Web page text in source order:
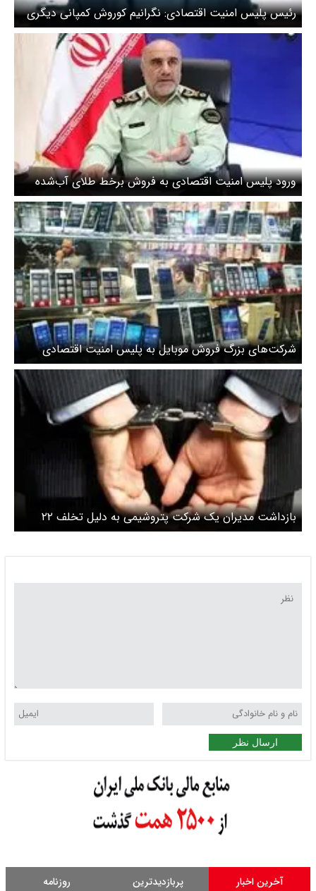
رئیس پلیس امنیت اقتصادی: نگرانیم کوروش کمپانی دیگری
در سکوهای طلا شکل بگیرد! + ویدیو
ورود پلیس امنیت اقتصادی به فروش برخط طلای آب‌شده
شرکت‌های بزرگ فروش موبایل به پلیس امنیت اقتصادی
احضار شدند
بازداشت مدیران یک شرکت پتروشیمی به دلیل تخلف ۲۲
میلیون دلاری
ارسال نظر
آخرین اخبار پربازدیدترین روزنامه